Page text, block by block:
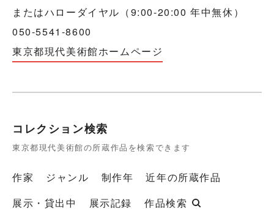
またはハローダイヤル（9:00-20:00 年中無休）
050-5541-8600
東京都現代美術館ホームページ
コレクション検索
東京都現代美術館の所蔵作品を検索できます
作家 ジャンル 制作年
近年の所蔵作品
展示・貸出中
展示記録 作品検索